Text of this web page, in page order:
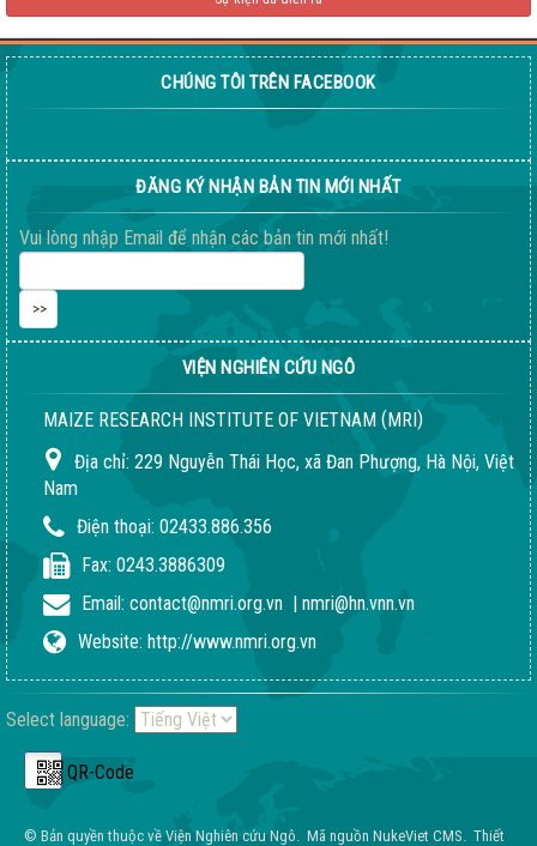
04-08-2026 06:14:37 PM
CHÚNG TÔI TRÊN FACEBOOK
ĐĂNG KÝ NHẬN BẢN TIN MỚI NHẤT
Vui lòng nhập Email để nhận các bản tin mới nhất!
VIỆN NGHIÊN CỨU NGÔ
MAIZE RESEARCH INSTITUTE OF VIETNAM (MRI)
Địa chỉ: 229 Nguyễn Thái Học, xã Đan Phượng, Hà Nội, Việt
Nam
Điện thoại: 02433.886.356
Fax: 0243.3886309
Email: contact@nmri.org.vn
nmri@hn.vnn.vn
Website: http://www.nmri.org.vn
Select language:
QR-Code
© Bản quyền thuộc về Viện Nghiên cứu Ngô. Mã nguồn NukeViet CMS. Thiết